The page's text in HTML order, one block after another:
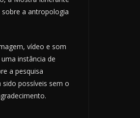
a antropologia
vídeo e som
instância de
a pesquisa
possíveis sem o